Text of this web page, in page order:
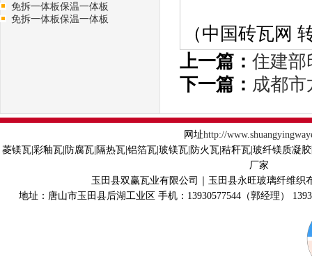
免拆一体板保温一体板
免拆一体板保温一体板
（中国砖瓦网
上一篇： 住建部
下一篇： 成都市
网址http://
菱镁瓦|彩釉瓦|防腐瓦|隔热瓦|铝箔瓦|玻镁瓦|防火瓦|秸秆瓦|玻纤镁质凝
厂家
玉田县双赢瓦业有限公司｜玉田县永旺玻璃纤维织
地址：唐山市玉田县后湖工业区 手机：13930577544（郭经理）